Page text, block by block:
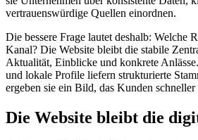
vertrauenswürdige Quellen einordnen.
Die bessere Frage lautet deshalb: Welche
Kanal? Die Website bleibt die stabile
Aktualität, Einblicke und konkrete
und lokale Profile liefern strukturierte
ergeben sie ein Bild, das Kunden schneller
Die Website bleibt die